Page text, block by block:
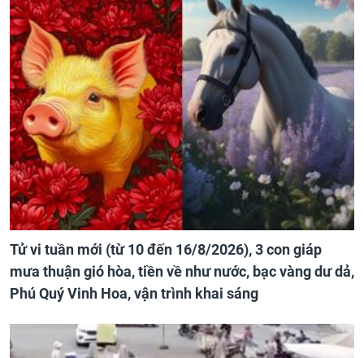
Tử vi tuần mới (từ 10 đến 16/8/2026), 3 con giáp
mưa thuận gió hòa, tiền về như nước, bạc vàng dư dả,
Phú Quý Vinh Hoa, vận trình khai sáng